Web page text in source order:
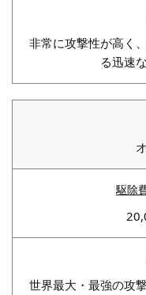
非常に攻撃性が高く
る迅速
世界最大・最強の攻